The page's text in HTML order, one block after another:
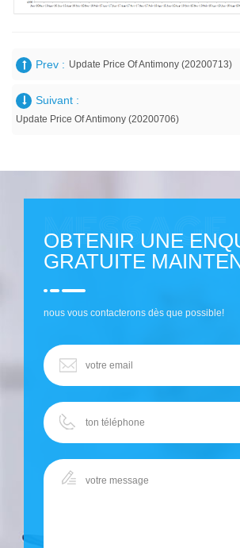
Prev : Update Price Of Antimony (20200713)
Suivant :
Update Price Of Antimony (20200706)
OBTENIR UNE
GRATUITE
nous vous contacterons dès que possible!